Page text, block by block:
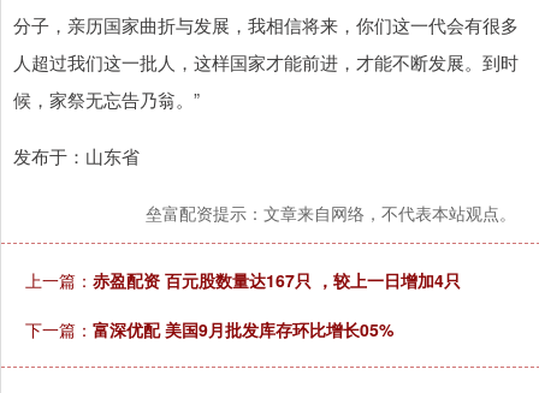
分子，亲历国家曲折与发展，我相信将来，你们这一代会有很多
人超过我们这一批人，这样国家才能前进，才能不断发展。到时
候，家祭无忘告乃翁。”
发布于：山东省
垒富配资提示：文章来自网络，不代表本站观点。
上一篇： 赤盈配资 百元股数量达167只 ，较上一日增加4只
下一篇： 富深优配 美国9月批发库存环比增长05%